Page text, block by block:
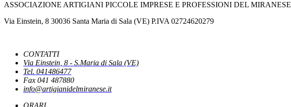
ACCONCIATURA ED ESTETICA: ATTESA PER IL DDL DI RIFORMA DEL SETTORE
ASSOCIAZIONE ARTIGIANI PICCOLE IMPRESE E PROFESSIONI DEL MIRANESE
Via Einstein, 8 30036 Santa Maria di Sala (VE) P.IVA 02724620279
CONTATTI
Via Einstein, 8 - S.Maria di Sala (VE)
Tel. 041486477
Fax 041 487880
info@artigianidelmiranese.it
ORARI